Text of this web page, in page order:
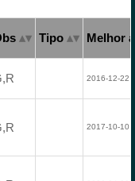
Tipo Melhor
2016-12-22
2017-10-10